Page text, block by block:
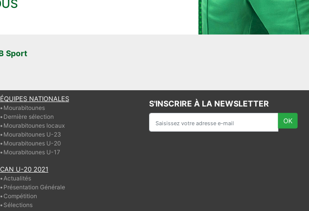
ÉQUIPES NATIONALES
Mourabitounes
Dernière sélection
Mourabitounes locaux
Mourabitounes U-23
Mourabitounes U-20
CAN U-20 2021
Actualités
Présentation Générale
Compétition
S'INSCRIRE À LA NEWSLETTER